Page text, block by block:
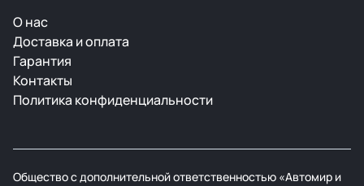
О нас
Доставка и оплата
Гарантия
Контакты
Политика конфиденциальности
Общество с дополнительной ответственностью «Автомир и